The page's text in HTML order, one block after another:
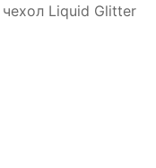
Liquid Glitter